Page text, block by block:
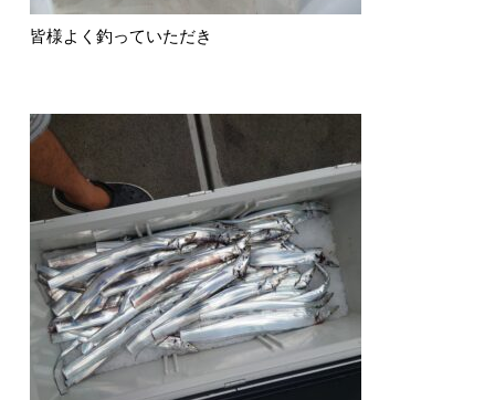
皆様よく釣っていただき